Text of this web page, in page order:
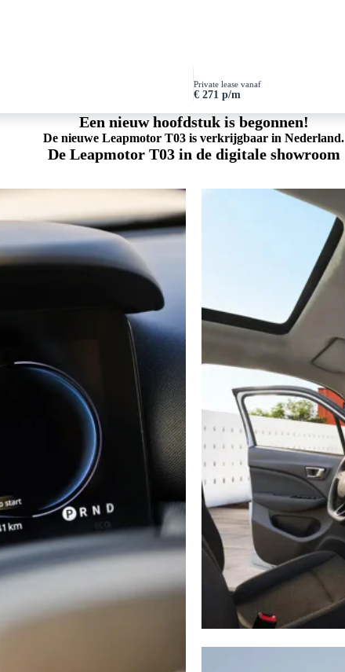
Private lease vanaf
€ 271 p/m
Een nieuw hoofdstuk is begonnen!
De nieuwe Leapmotor T03 is verkrijgbaar in Nederland.
De Leapmotor T03 in de digitale showroom